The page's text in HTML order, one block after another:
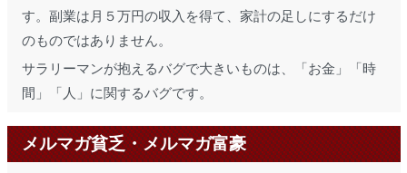
す。副業は月５万円の収入を得て、家計の足しにするだけ
のものではありません。
サラリーマンが抱えるバグで大きいものは、「お金」「時
間」「人」に関するバグです。
メルマガ貧乏・メルマガ富豪